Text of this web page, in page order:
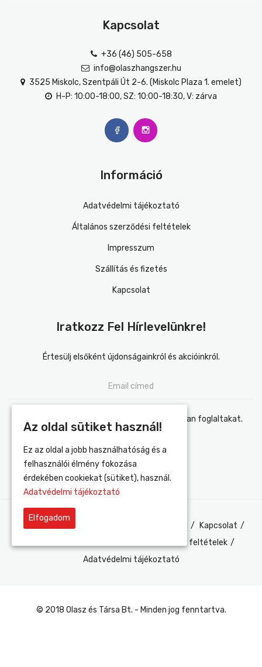
Kapcsolat
+36 (46) 505-658
info@olaszhangszer.hu
3525 Miskolc, Szentpáli Út 2-6. (Miskolc Plaza 1. emelet)
H-P: 10:00-18:00, SZ: 10:00-18:30, V: zárva
Információ
Adatvédelmi tájékoztató
Általános szerződési feltételek
Impresszum
Szállítás és fizetés
Kapcsolat
Iratkozz Fel Hírlevelünkre!
Értesülj elsőként újdonságainkról és akcióinkról.
Elfogadom az adatvédelmi tájékoztatóban foglaltakat.
Felhasználói fiók
Kapcsolat
Általános szerződési feltételek
Adatvédelmi tájékoztató
© 2018 Olasz és Társa Bt. - Minden jog fenntartva.
Az oldal sütiket használ!
Ez az oldal a jobb használhatóság és a
felhasználói élmény fokozása
érdekében cookiekat (sütiket), használ.
Adatvédelmi tájékoztató
Elfogadom